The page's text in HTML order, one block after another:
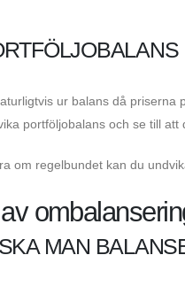
ur balans då
portföljobalans och se till
om regelbundet kan du
MAN